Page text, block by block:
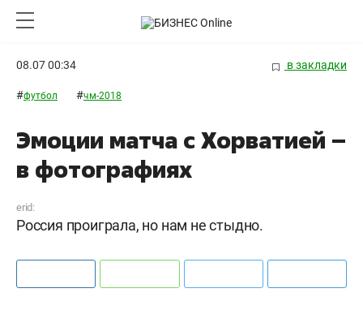
08.07 00:34 в закладки
#футбол #чм-2018
Эмоции матча с Хорватией –
в фотографиях
erid:
Россия проиграла, но нам не стыдно.